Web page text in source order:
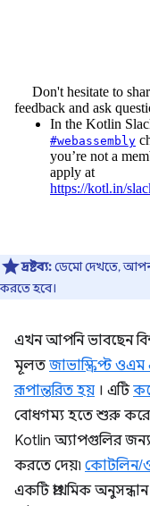
দ্রষ্টব্য:ডেমো দেখতে,
করতে হবে।
এখন আপনি ভাবছেন
মূলত জাভাস্ক্রিপ্ট
রূপান্তরিত হয় । এটি
বোধগম্য হতে শুরু
Kotlin অ্যাপগুলির জন্য
করতে দেয়৷ কোটলিন/
একটি প্রাথমিক